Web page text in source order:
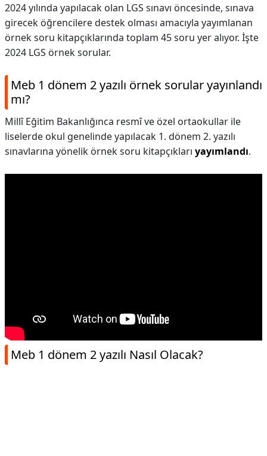
2024 yılında yapılacak olan LGS sınavı öncesinde, sınava
girecek öğrencilere destek olması amacıyla yayımlanan
örnek soru kitapçıklarında toplam 45 soru yer alıyor. İşte
2024 LGS örnek sorular.
Meb 1 dönem 2 yazılı örnek sorular yayınlandı
mı?
Millî Eğitim Bakanlığınca resmî ve özel ortaokullar ile
liselerde okul genelinde yapılacak 1. dönem 2. yazılı
sınavlarına yönelik örnek soru kitapçıkları yayımlandı.
Meb 1 dönem 2 yazılı Nasıl Olacak?